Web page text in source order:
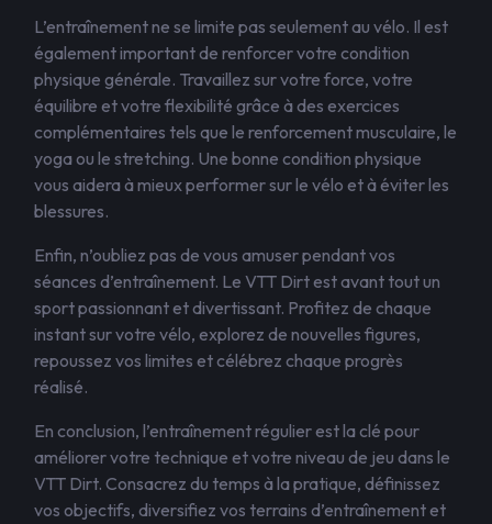
L’entraînement ne se limite pas seulement au vélo. Il est
également important de renforcer votre condition
physique générale. Travaillez sur votre force, votre
équilibre et votre flexibilité grâce à des exercices
complémentaires tels que le renforcement musculaire, le
yoga ou le stretching. Une bonne condition physique
vous aidera à mieux performer sur le vélo et à éviter les
blessures.
Enfin, n’oubliez pas de vous amuser pendant vos
séances d’entraînement. Le VTT Dirt est avant tout un
sport passionnant et divertissant. Profitez de chaque
instant sur votre vélo, explorez de nouvelles figures,
repoussez vos limites et célébrez chaque progrès
réalisé.
En conclusion, l’entraînement régulier est la clé pour
améliorer votre technique et votre niveau de jeu dans le
VTT Dirt. Consacrez du temps à la pratique, définissez
vos objectifs, diversifiez vos terrains d’entraînement et